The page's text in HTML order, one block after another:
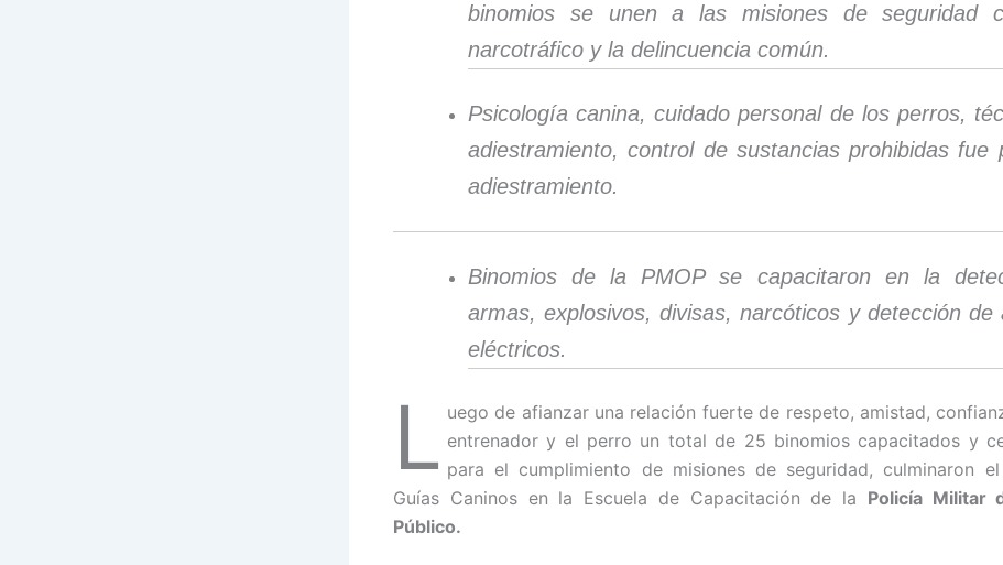
binomios se unen a las misiones de seguridad
narcotráfico y la delincuencia común.
Psicología canina, cuidado personal de los perros,
adiestramiento, control de sustancias prohibidas fue
adiestramiento.
Binomios de la PMOP se capacitaron en la
armas, explosivos, divisas, narcóticos y detección de
eléctricos.
L uego de afianzar una relación fuerte de respeto, amistad,
entrenador y el perro un total de 25 binomios capacitados y
para el cumplimiento de misiones de seguridad, culminaron
Guías Caninos en la Escuela de Capacitación de la Policía Militar
Público.